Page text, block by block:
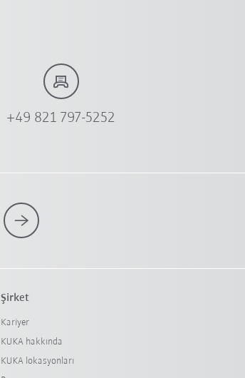
+49 821 797-5252
Şirket
Kariyer
KUKA hakkında
KUKA lokasyonları